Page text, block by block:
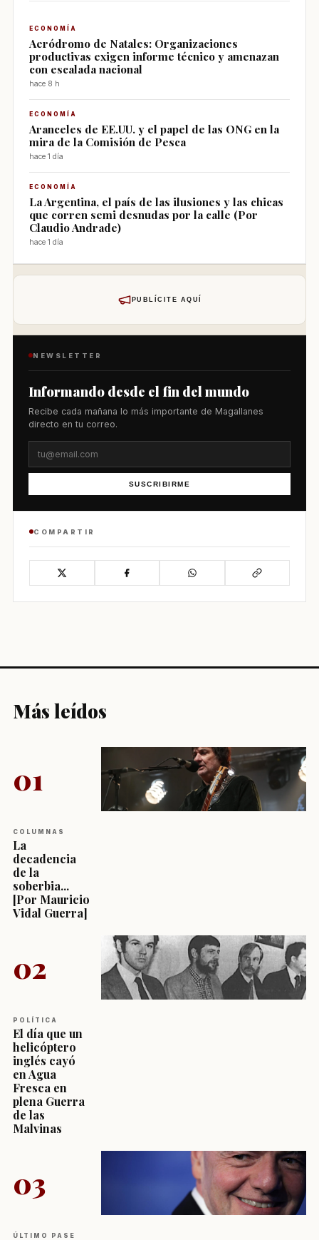
ECONOMÍA
Aeródromo de Natales: Organizaciones
productivas exigen informe técnico y amenazan
con escalada nacional
hace 8 h
ECONOMÍA
Aranceles de EE.UU. y el papel de las ONG en la
mira de la Comisión de Pesca
hace 1 día
ECONOMÍA
La Argentina, el país de las ilusiones y las chicas
que corren semi desnudas por la calle (Por
Claudio Andrade)
hace 1 día
PUBLÍCITE AQUÍ
NEWSLETTER
Informando desde el fin del mundo
Recibe cada mañana lo más importante de Magallanes
directo en tu correo.
SUSCRIBIRME
COMPARTIR
Más leídos
01
COLUMNAS
La
decadencia
de la
soberbia...
[Por Mauricio
Vidal Guerra]
02
POLÍTICA
El día que un
helicóptero
inglés cayó
en Agua
Fresca en
plena Guerra
de las
Malvinas
03
ÚLTIMO PASE